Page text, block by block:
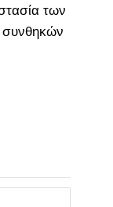
των
συνθηκών